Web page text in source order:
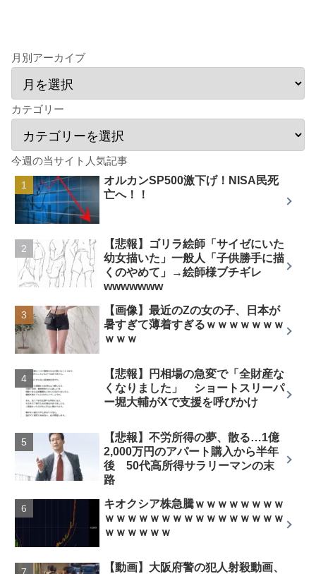
月別アーカイブ
カテゴリー
今週の当サイト人気記事
オルカンSP500激下げ！NISA民死
亡へ！！
【悲報】ゴリラ絵師「サイゼにいた
幼女描いた」一般人「子供勝手に描
くのやめて」→絵師様ブチギレ
wwwwwww
【画像】最近のZの女の子、日本が
暑すぎて薄着すぎるｗｗｗｗｗｗｗ
ｗｗｗ
【悲報】円相場の急変で「全財産な
くなりました」 ショートスリーパ
ー堀大輔がXで支援を呼びかけ
【悲報】不労所得の夢、散る…1億
2,000万円のアパート購入から半年
後 50代高所得サラリーマンの末
路
キオクシア株急騰ｗｗｗｗｗｗｗｗ
ｗｗｗｗｗｗｗｗｗｗｗｗｗｗｗｗ
ｗｗｗｗｗｗ
【動画】大阪府警の犯人射殺動画、